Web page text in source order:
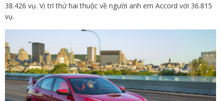
38.426 vụ. Vị trí thứ hai thuộc về người anh em Accord với 36.815
vụ.